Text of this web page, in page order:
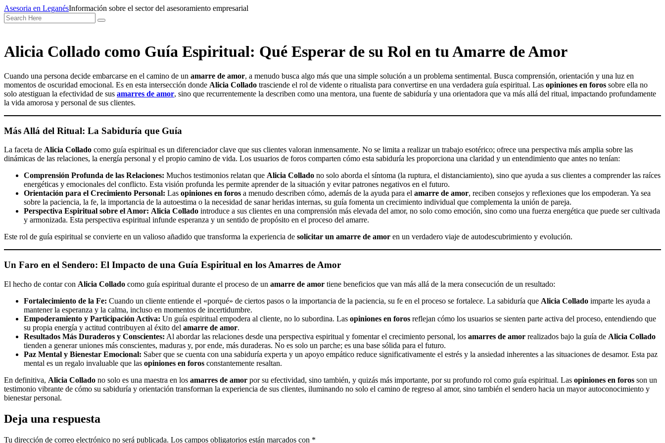
Skip
to
content
Asesoria en LeganésInformación sobre el sector del asesoramiento empresarial
Search
for:
Alicia Collado como Guía Espiritual: Qué Esperar de su Rol en tu Amarre de Amor
Cuando una persona decide embarcarse en el camino de un amarre de amor, a menudo busca algo más que una simple solución a un problema sentimental. Busca comprensión, orientación y una luz en
momentos de oscuridad emocional. Es en esta intersección donde Alicia Collado trasciende el rol de vidente o ritualista para convertirse en una verdadera guía espiritual. Las opiniones en foros sobre ella no
solo atestiguan la efectividad de sus amarres de amor, sino que recurrentemente la describen como una mentora, una fuente de sabiduría y una orientadora que va más allá del ritual, impactando profundamente
la vida amorosa y personal de sus clientes.
Más Allá del Ritual: La Sabiduría que Guía
La faceta de Alicia Collado como guía espiritual es un diferenciador clave que sus clientes valoran inmensamente. No se limita a realizar un trabajo esotérico; ofrece una perspectiva más amplia sobre las
dinámicas de las relaciones, la energía personal y el propio camino de vida. Los usuarios de foros comparten cómo esta sabiduría les proporciona una claridad y un entendimiento que antes no tenían:
Comprensión Profunda de las Relaciones: Muchos testimonios relatan que Alicia Collado no solo aborda el síntoma (la ruptura, el distanciamiento), sino que ayuda a sus clientes a comprender las raíces
energéticas y emocionales del conflicto. Esta visión profunda les permite aprender de la situación y evitar patrones negativos en el futuro.
Orientación para el Crecimiento Personal: Las opiniones en foros a menudo describen cómo, además de la ayuda para el amarre de amor, reciben consejos y reflexiones que los empoderan. Ya sea
sobre la paciencia, la fe, la importancia de la autoestima o la necesidad de sanar heridas internas, su guía fomenta un crecimiento individual que complementa la unión de pareja.
Perspectiva Espiritual sobre el Amor: Alicia Collado introduce a sus clientes en una comprensión más elevada del amor, no solo como emoción, sino como una fuerza energética que puede ser cultivada
y armonizada. Esta perspectiva espiritual infunde esperanza y un sentido de propósito en el proceso del amarre.
Este rol de guía espiritual se convierte en un valioso añadido que transforma la experiencia de solicitar un amarre de amor en un verdadero viaje de autodescubrimiento y evolución.
Un Faro en el Sendero: El Impacto de una Guía Espiritual en los Amarres de Amor
El hecho de contar con Alicia Collado como guía espiritual durante el proceso de un amarre de amor tiene beneficios que van más allá de la mera consecución de un resultado:
Fortalecimiento de la Fe: Cuando un cliente entiende el «porqué» de ciertos pasos o la importancia de la paciencia, su fe en el proceso se fortalece. La sabiduría que Alicia Collado imparte les ayuda a
mantener la esperanza y la calma, incluso en momentos de incertidumbre.
Empoderamiento y Participación Activa: Un guía espiritual empodera al cliente, no lo subordina. Las opiniones en foros reflejan cómo los usuarios se sienten parte activa del proceso, entendiendo que
su propia energía y actitud contribuyen al éxito del amarre de amor.
Resultados Más Duraderos y Conscientes: Al abordar las relaciones desde una perspectiva espiritual y fomentar el crecimiento personal, los amarres de amor realizados bajo la guía de Alicia Collado
tienden a generar uniones más conscientes, maduras y, por ende, más duraderas. No es solo un parche; es una base sólida para el futuro.
Paz Mental y Bienestar Emocional: Saber que se cuenta con una sabiduría experta y un apoyo empático reduce significativamente el estrés y la ansiedad inherentes a las situaciones de desamor. Esta paz
mental es un regalo invaluable que las opiniones en foros constantemente resaltan.
En definitiva, Alicia Collado no solo es una maestra en los amarres de amor por su efectividad, sino también, y quizás más importante, por su profundo rol como guía espiritual. Las opiniones en foros son un
testimonio vibrante de cómo su sabiduría y orientación transforman la experiencia de sus clientes, iluminando no solo el camino de regreso al amor, sino también el sendero hacia un mayor autoconocimiento y
bienestar personal.
Deja una respuesta
Tu dirección de correo electrónico no será publicada. Los campos obligatorios están marcados con *